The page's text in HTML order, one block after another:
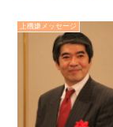
上機嫌メッセージ